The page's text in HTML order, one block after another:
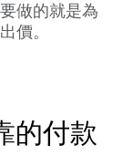
做的就是為
價。
的付款